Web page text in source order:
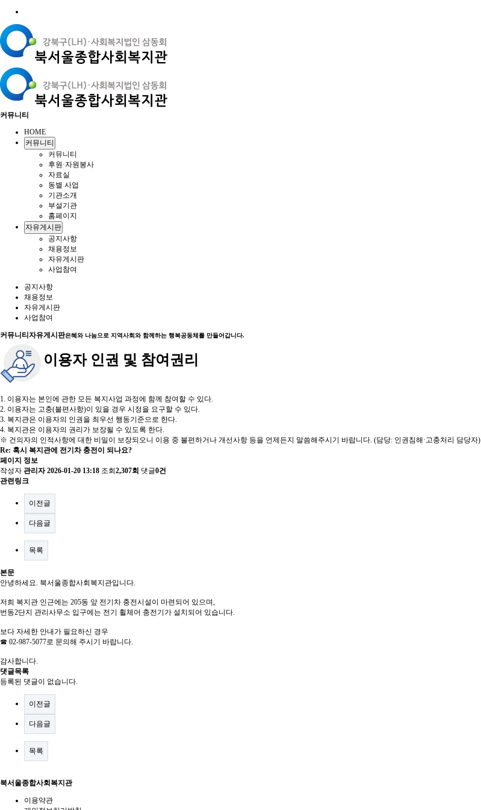
커뮤니티
HOME
커뮤니티
커뮤니티
후원·자원봉사
자료실
동별 사업
기관소개
부설기관
홈페이지
자유게시판
공지사항
채용정보
자유게시판
사업참여
공지사항
채용정보
자유게시판
사업참여
커뮤니티 자유게시판은혜와 나눔으로 지역사회와 함께하는 행복공동체를 만들어갑니다.
이용자 인권 및 참여권리
1. 이용자는 본인에 관한 모든 복지사업 과정에 함께 참여할 수 있다.
2. 이용자는 고충(불편사항)이 있을 경우 시정을 요구할 수 있다.
3. 복지관은 이용자의 인권을 최우선 행동기준으로 한다.
4. 복지관은 이용자의 권리가 보장될 수 있도록 한다.
※ 건의자의 인적사항에 대한 비밀이 보장되오니 이용 중 불편하거나 개선사항 등을 언제든지 말씀해주시기 바랍니다. (담당: 인권침해·고충처리 담당자)
Re: 혹시 복지관에 전기차 충전이 되나요?
페이지 정보
작성자 관리자 2026-01-20 13:18 조회 2,307회 댓글0건
관련링크
이전글
다음글
목록
본문
안녕하세요. 북서울종합사회복지관입니다.
저희 복지관 인근에는 205동 앞 전기차 충전시설이 마련되어 있으며,
번동2단지 관리사무소 입구에는 전기 휠체어 충전기가 설치되어 있습니다.
보다 자세한 안내가 필요하신 경우
☎ 02-987-5077로 문의해 주시기 바랍니다.
감사합니다.
댓글목록
등록된 댓글이 없습니다.
이전글
다음글
목록
북서울종합사회복지관
이용약관